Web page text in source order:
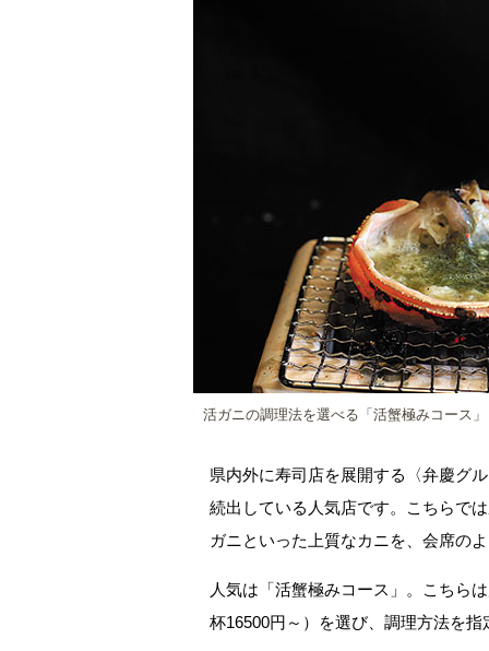
活ガニの調理法を選べる「活蟹極みコース
県内外に寿司店を展開する〈弁慶グ
続出している人気店です。こちらで
ガニといった上質なカニを、会席の
人気は「活蟹極みコース」。こちら
杯16500円～）を選び、調理方法を